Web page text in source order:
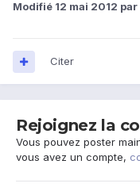
Modifié 12 mai 2012 par
Citer
Rejoignez la
Vous pouvez poster
vous avez un compte,